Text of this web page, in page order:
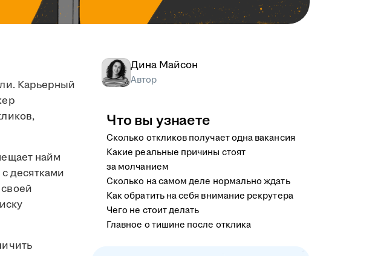
Карьерный
найм
десятками
Дина Майсон
Автор
Что вы узнаете
Сколько откликов получает одна вакансия
Какие реальные причины стоят
за молчанием
Сколько на самом деле нормально ждать
Как обратить на себя внимание рекрутера
Чего не стоит делать
Главное о тишине после отклика